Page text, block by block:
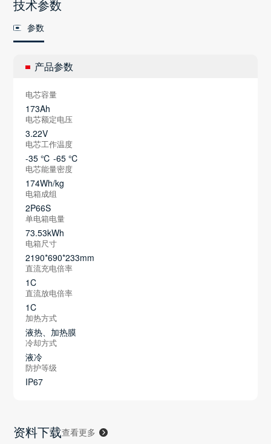
技术参数
参数
产品参数
电芯容量
173Ah
电芯额定电压
3.22V
电芯工作温度
-35 ℃ -65 ℃
电芯能量密度
174Wh/kg
电箱成组
2P66S
单电箱电量
73.53kWh
电箱尺寸
2190*690*233mm
直流充电倍率
1C
直流放电倍率
1C
加热方式
液热、加热膜
冷却方式
液冷
防护等级
IP67
资料下载查看更多